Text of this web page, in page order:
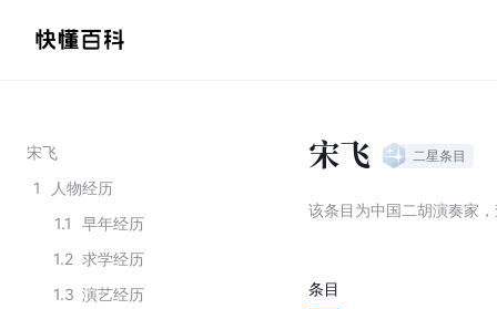
宋飞
1
人物经历
1.1
早年经历
1.2 求学经历
1.3 演艺经历
宋飞 二星条目
该条目为中国二胡演奏家 ，
条目